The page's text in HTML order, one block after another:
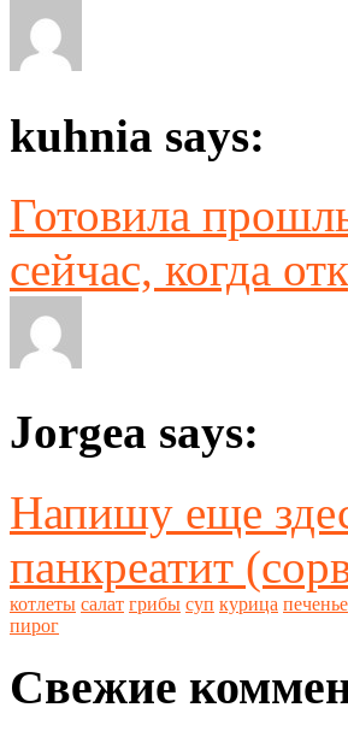
kuhnia says:
Готовила
сейчас, когда
Jorgea says:
Напишу еще
панкреатит
котлеты салат грибы суп курица печенье
пирог
Свежие